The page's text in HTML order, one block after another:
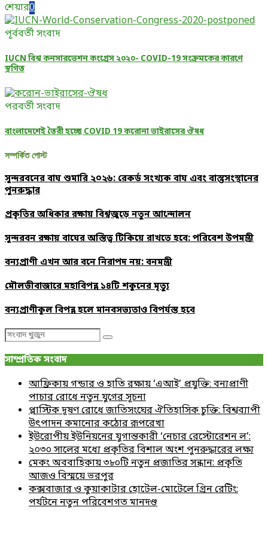
শেয়ার0
পূর্ববর্তী সংবাদ
IUCN বিশ্ব কনসারভেশন কংগ্রেস ২০২০- COVID-19 সংক্রমকের কারণে
স্থগিত
পরবর্তী সংবাদ
বাংলাদেশেই তৈরী হচ্ছে COVID 19 করোনা ভাইরাসের ঔষধ
সম্পর্কিত পোস্ট
সুন্দরবনের বাঘ শুমারি ২০২৬: রেকর্ড সংখ্যক বাঘ এবং বাস্তুসংস্থানের
পুনরুদ্ধার
প্রকৃতির অধিকার রক্ষায় বিশ্বজুড়ে নতুন আন্দোলন
সুন্দরবন রক্ষায় বাঘের অস্তিত্ব টিকিয়ে রাখতে হবে: পরিবেশ উপমন্ত্রী
বন্যপ্রাণী এখন আর বনে নিরাপদ নয়: বনমন্ত্রী
মৌলভীবাজারে মহাবিপন্ন ১৪টি শকুনের মৃত্যু
বন্যপ্রাণীকুল বিপন্ন হলে মানবসভ্যতাও বিপর্যস্ত হবে
Search
Search
সাম্প্রতিক সংবাদ
আফ্রিকায় গন্ডার ও হাতি রক্ষায় ‘এআই’ প্রযুক্তি: বন্যপ্রাণী
পাচার রোধে নতুন যুগের সূচনা
প্লাস্টিক দূষণ রোধে জাতিসংঘের ঐতিহাসিক চুক্তি: বিশ্বব্যাপী
উৎপাদন কমানোর কঠোর রূপরেখা
ইউরোপীয় ইউনিয়নের যুগান্তকারী ‘নেচার রেস্টোরেশন ল’:
২০৩০ সালের মধ্যে প্রকৃতির বিশাল অংশ পুনরুদ্ধারের লক্ষ্য
মেকং অববাহিকায় ৩৮০টি নতুন প্রজাতির সন্ধান: প্রকৃতি
আজও বিস্ময়ে ভরপুর
কক্সবাজার ও কুয়াকাটার হোটেল-মোটেলে গ্রিন রেটিং:
পর্যটনে নতুন পরিবেশগত মানদণ্ড